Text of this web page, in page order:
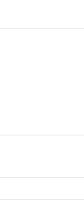
C
a